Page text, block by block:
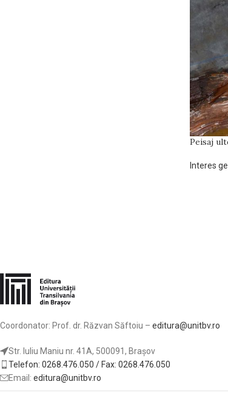
Peisaj
Interes
Coordonator: Prof. dr. Răzvan Săftoiu – editura@unitbv.ro
Str. Iuliu Maniu nr. 41A, 500091, Brașov
Telefon: 0268.476.050 / Fax: 0268.476.050
Email: editura@unitbv.ro